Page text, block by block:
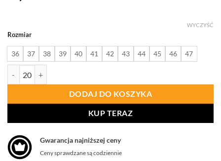
Rozmiar
36 37 38 39 40 41 42 43 44 45 46 47
WYCZYŚĆ
DODAJ DO KOSZYKA
KUP TERAZ
Gwarancja najniższej ceny
Ceny sprawdzane są codziennie